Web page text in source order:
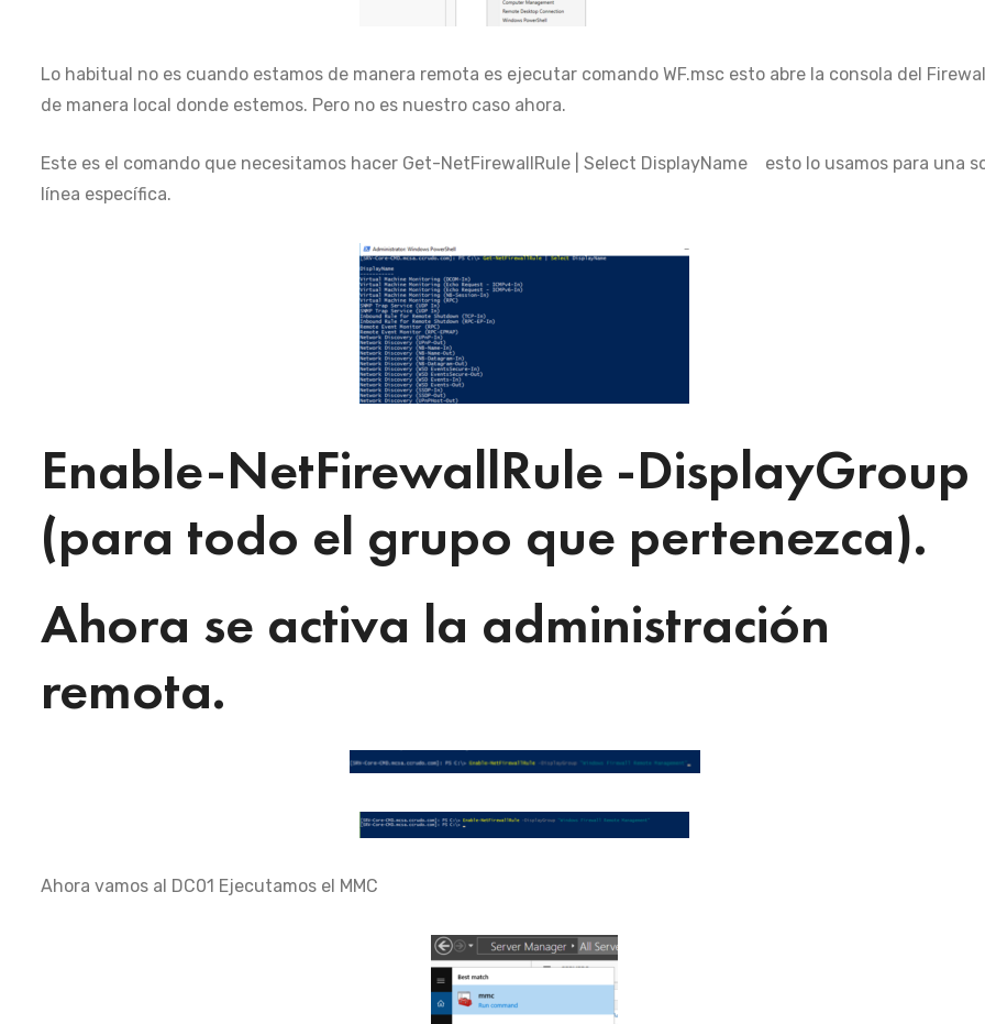
Lo habitual no es cuando estamos de manera remota es ejecutar comando WF.msc esto abre la consola del
de manera local donde estemos. Pero no es nuestro caso ahora.
Este es el comando que necesitamos hacer Get-NetFirewallRule | Select DisplayName esto lo usamos para una
línea específica.
Enable-NetFirewallRule -DisplayGroup
(para todo el grupo que pertenezca).
Ahora se activa la administración
remota.
Ahora vamos al DC01 Ejecutamos el MMC